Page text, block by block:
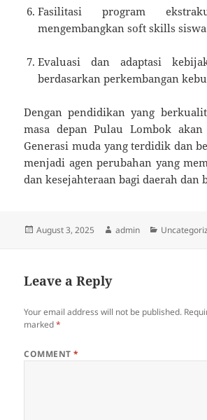
Fasilitasi program
mengembangkan soft skills
Evaluasi dan adaptasi
berdasarkan perkembangan
Dengan pendidikan yang
masa depan Pulau Lombok akan
Generasi muda yang terdidik dan
menjadi agen perubahan yang
dan kesejahteraan bagi daerah dan
Posted
August 3, 2025 Author
admin Categories
Leave a Reply
Your email address will not be published.
marked*
COMMENT*